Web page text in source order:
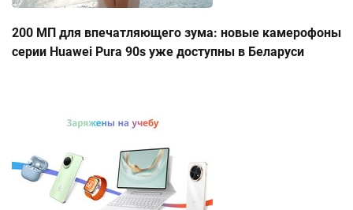
200 МП для впечатляющего зума: новые камерофоны
серии Huawei Pura 90s уже доступны в Беларуси